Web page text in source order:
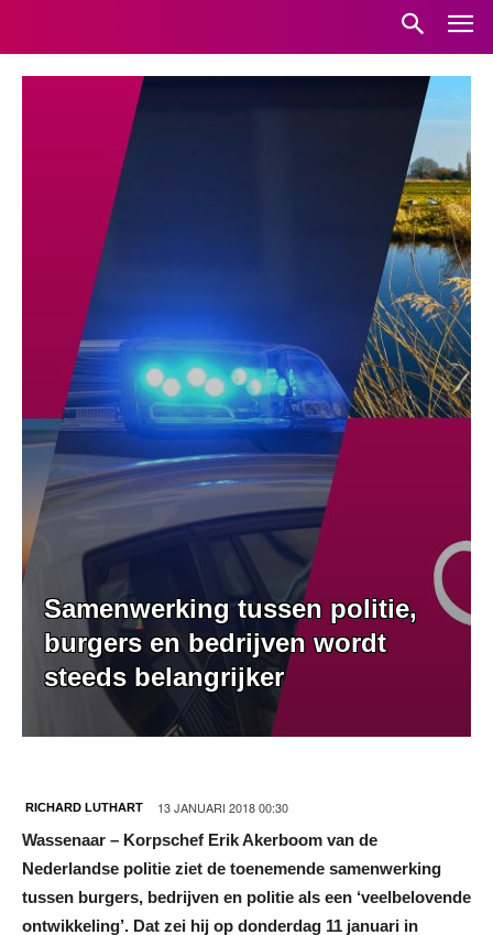
Samenwerking tussen politie,
burgers en bedrijven wordt
steeds belangrijker
RICHARD LUTHART 13 JANUARI 2018 00:30
Wassenaar – Korpschef Erik Akerboom van de
Nederlandse politie ziet de toenemende samenwerking
tussen burgers, bedrijven en politie als een ‘veelbelovende
ontwikkeling’. Dat zei hij op donderdag 11 januari in